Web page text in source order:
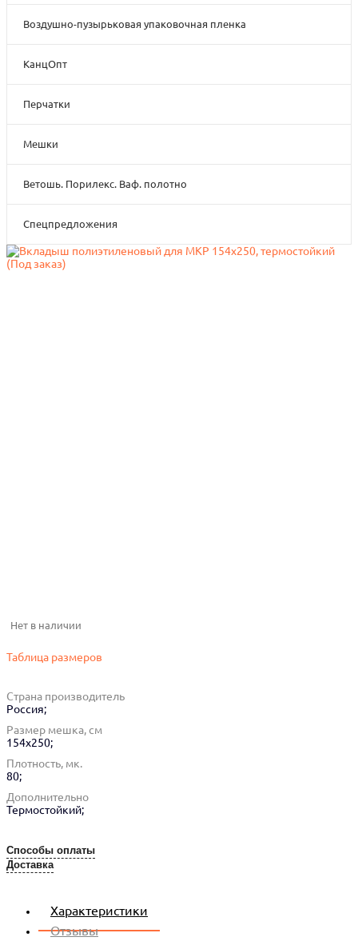
Воздушно-пузырьковая упаковочная пленка
КанцОпт
Перчатки
Мешки
Ветошь. Порилекс. Ваф. полотно
Спецпредложения
Нет в наличии
Таблица размеров
Страна производитель
Россия;
Размер мешка, см
154x250;
Плотность, мк.
80;
Дополнительно
Термостойкий;
Способы оплаты
Доставка
Характеристики
Отзывы